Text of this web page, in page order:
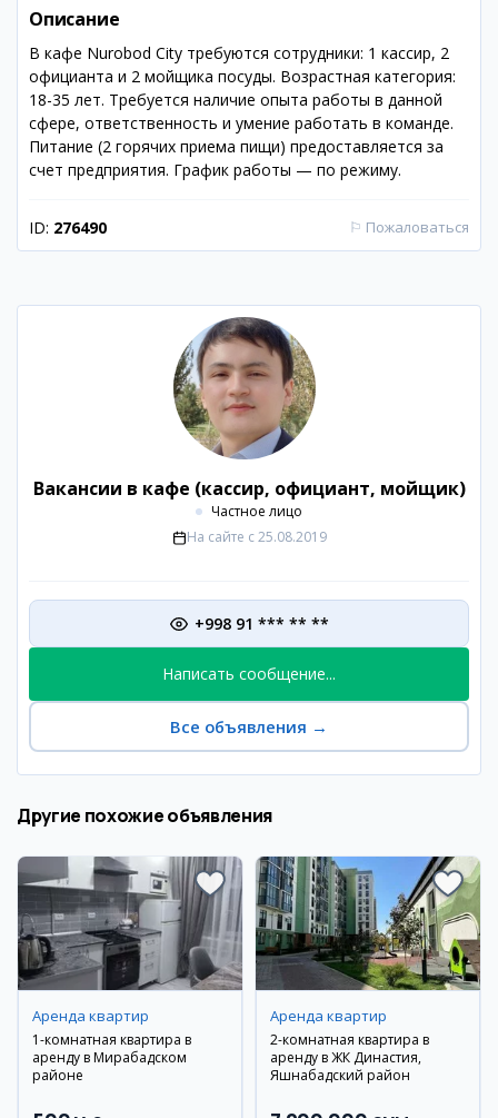
Описание
В кафе Nurobod City требуются сотрудники: 1 кассир, 2
официанта и 2 мойщика посуды. Возрастная категория:
18-35 лет. Требуется наличие опыта работы в данной
сфере, ответственность и умение работать в команде.
Питание (2 горячих приема пищи) предоставляется за
счет предприятия. График работы — по режиму.
ID: 276490 ⚐ Пожаловаться
Вакансии в кафе (кассир, официант, мойщик)
Частное лицо
На сайте с 25.08.2019
+998 91 *** ** **
Написать сообщение...
Все объявления →
Другие похожие объявления
Аренда квартир
1-комнатная квартира в
аренду в Мирабадском
районе
Аренда квартир
2-комнатная квартира в
аренду в ЖК Династия,
Яшнабадский район